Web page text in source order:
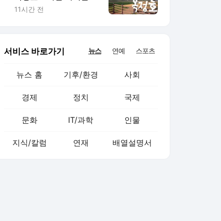
난생처음"
11시간 전
서비스 바로가기 뉴스 연예 스포츠
뉴스 홈 기후/환경 사회
경제 정치 국제
문화 IT/과학 인물
지식/칼럼 연재 배열설명서